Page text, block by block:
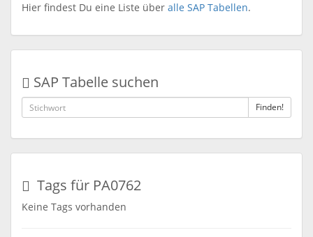
Hier findest Du eine Liste über alle SAP Tabellen.
SAP Tabelle suchen
Finden!
Tags für PA0762
Keine Tags vorhanden